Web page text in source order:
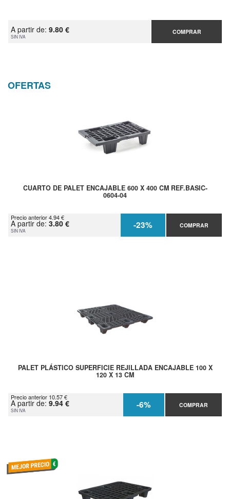
A partir de: 9.80 €
SIN IVA
COMPRAR
OFERTAS
CUARTO DE PALET ENCAJABLE 600 X 400 CM REF.BASIC-
0604-04
Precio anterior 4.94 €
A partir de: 3.80 €
SIN IVA -23% COMPRAR
PALET PLÁSTICO SUPERFICIE REJILLADA ENCAJABLE 100 X
120 X 13 CM
Precio anterior 10.57 €
A partir de: 9.94 €
SIN IVA -6% COMPRAR